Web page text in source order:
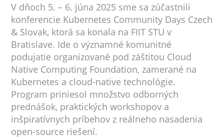
V dňoch 5. – 6. júna 2025 sme sa zúčastnili
konferencie Kubernetes Community Days Czech
& Slovak, ktorá sa konala na FIIT STU v
Bratislave. Ide o významné komunitné
podujatie organizované pod záštitou Cloud
Native Computing Foundation, zamerané na
Kubernetes a cloud-native technológie.
Program priniesol množstvo odborných
prednášok, praktických workshopov a
inšpiratívnych príbehov z reálneho nasadenia
open-source riešení.